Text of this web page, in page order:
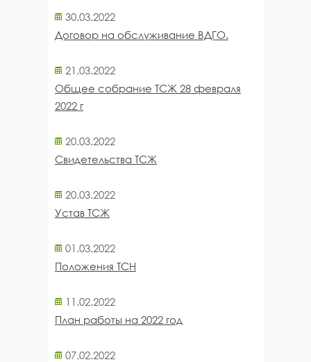
30.03.2022
Договор на обслуживание ВДГО.
21.03.2022
Общее собрание ТСЖ 28 февраля
2022 г
20.03.2022
Свидетельства ТСЖ
20.03.2022
Устав ТСЖ
01.03.2022
Положения ТСН
11.02.2022
План работы на 2022 год
07.02.2022